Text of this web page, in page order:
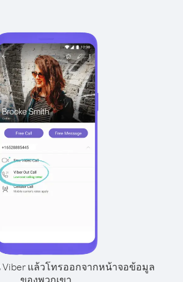
Viber แล้วโทรออกจากหน้าจอข้อมูล
ของพวกเขา